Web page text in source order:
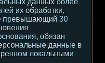
данных более
их обработки,
превышающий 30
обязан
данные в
локальными